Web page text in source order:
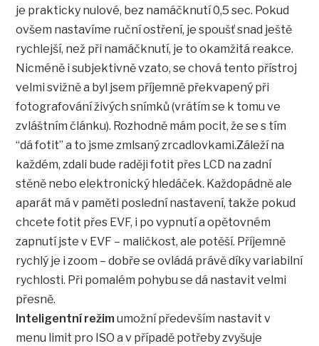
je prakticky nulové, bez namáčknutí 0,5 sec. Pokud
ovšem nastavíme ruční ostření, je spoušť snad ještě
rychlejší, než při namáčknutí, je to okamžitá reakce.
Nicméně i subjektivně vzato, se chová tento přístroj
velmi svižně a byl jsem příjemně překvapený při
fotografování živých snímků (vrátím se k tomu ve
zvláštním článku). Rozhodně mám pocit, že se s tím
“dá fotit” a to jsme zmlsaný zrcadlovkami.Záleží na
každém, zdali bude raději fotit přes LCD na zadní
stěně nebo elektronický hledáček. Každopádně ale
aparát má v paměti poslední nastavení, takže pokud
chcete fotit přes EVF, i po vypnutí a opětovném
zapnutí jste v EVF – maličkost, ale potěší. Příjemně
rychlý je i zoom – dobře se ovládá právě díky variabilní
rychlosti. Při pomalém pohybu se dá nastavit velmi
přesně.
Inteligentní režimumožní především nastavit v
menu limit pro ISO a v případě potřeby zvyšuje